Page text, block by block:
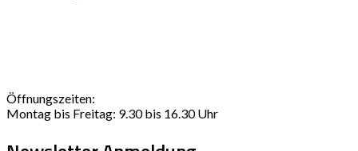
Öffnungszeiten:
Montag bis Freitag: 9.30 bis 16.30 Uhr